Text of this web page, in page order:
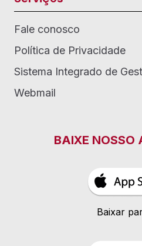
Fale conosco
Política de Privacidade
Sistema Integrado de
Webmail
BAIXE NOSSO
Baixar